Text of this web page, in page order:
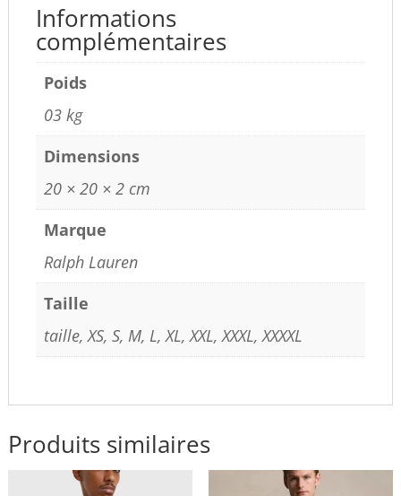
Informations
complémentaires
Poids
03 kg
Dimensions
20 × 20 × 2 cm
Marque
Ralph Lauren
Taille
taille, XS, S, M, L, XL, XXL, XXXL, XXXXL
Produits similaires